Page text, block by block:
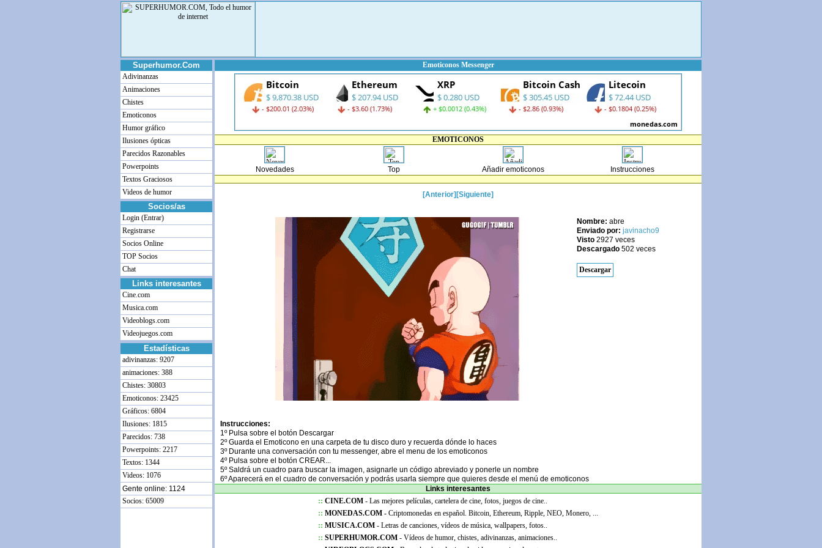
Superhumor.Com
Adivinanzas
Animaciones
Chistes
Emoticonos
Humor gráfico
Ilusiones ópticas
Parecidos Razonables
Powerpoints
Textos Graciosos
Videos de humor
Socios/as
Login (Entrar)
Registrarse
Socios Online
TOP Socios
Chat
Links interesantes
Cine.com
Musica.com
Videoblogs.com
Videojuegos.com
Estadísticas
adivinanzas: 9207
animaciones: 388
Chistes: 30803
Emoticonos: 23425
Gráficos: 6804
Ilusiones: 1815
Parecidos: 738
Powerpoints: 2217
Textos: 1344
Videos: 1076
Gente online: 1124
Socios: 65009
Emoticonos Messenger
EMOTICONOS
Novedades Top Añadir emoticonos Instrucciones
[Anterior] [Siguiente]
Nombre: abre
Enviado por: javinacho9
Visto 2927 veces
Descargado 502 veces
Descargar
Instrucciones:
1º Pulsa sobre el botón Descargar
2º Guarda el Emoticono en una carpeta de tu disco duro y recuerda dónde lo haces
3º Durante una conversación con tu messenger, abre el menu de los emoticonos
4º Pulsa sobre el botón CREAR...
5º Saldrá un cuadro para buscar la imagen, asignarle un código abreviado y ponerle un nombre
6º Aparecerá en el cuadro de conversación y podrás usarla siempre que quieres desde el menú de emoticonos
Links interesantes
:: CINE.COM - Las mejores películas, cartelera de cine, fotos, juegos de cine..
:: MONEDAS.COM - Criptomonedas en español. Bitcoin, Ethereum, Ripple, NEO, Monero, ...
:: MUSICA.COM - Letras de canciones, vídeos de música, wallpapers, fotos..
:: SUPERHUMOR.COM - Vídeos de humor, chistes, adivinanzas, animaciones..